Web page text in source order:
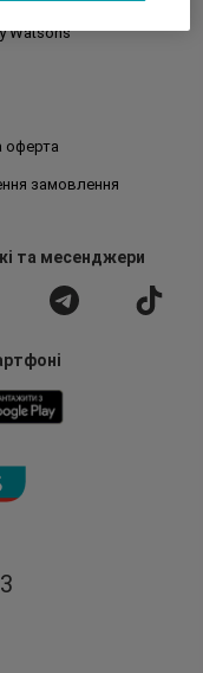
Watsons
оферта
замовлення
та месенджери